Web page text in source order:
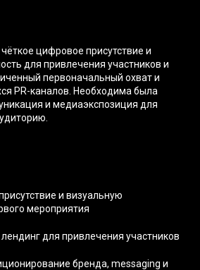
цифровое присутствие и
для привлечения участников и
первоначальный охват и
PR-каналов. Необходима была
и медиаэкспозиция для
и визуальную
мероприятия
для привлечения участников
бренда, messaging и